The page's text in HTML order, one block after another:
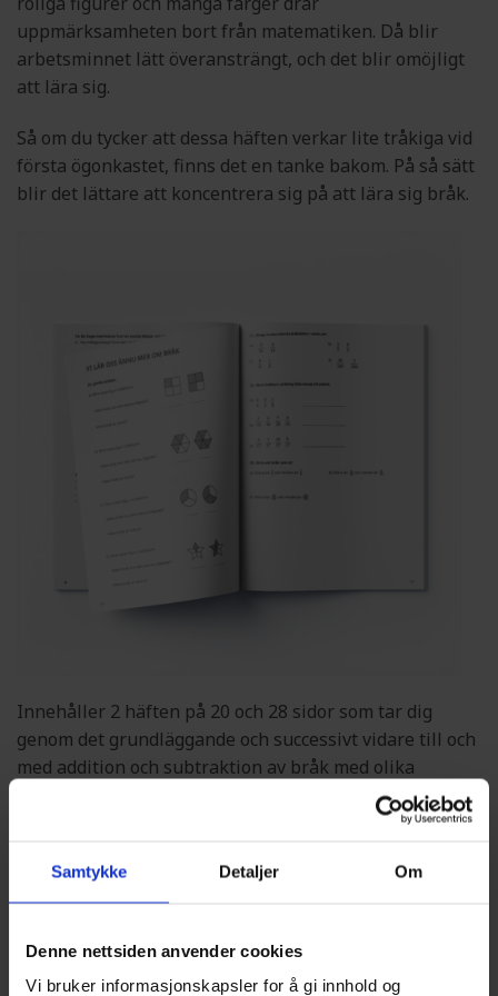
Samtykke Detaljer Om
Denne nettsiden anvender cookies
Vi bruker informasjonskapsler for å gi innhold og
uppmärksamheten bort från matematiken. Då blir
arbetsminnet lätt överansträngt, och det blir omöjligt
att lära sig.
Så om du tycker att dessa häften verkar lite tråkiga vid
första ögonkastet, finns det en tanke bakom. På så sätt
blir det lättare att koncentrera sig på att lära sig bråk.
Innehåller 2 häften på 20 och 28 sidor som tar dig
genom det grundläggande och successivt vidare till och
med addition och subtraktion av bråk med olika
Bråk i vardagen
Äkta, oäkta och blandade bråk